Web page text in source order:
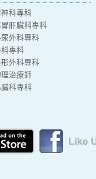
科專科
肝臟科專科
外科專科
專科
外科專科
治療師
科專科